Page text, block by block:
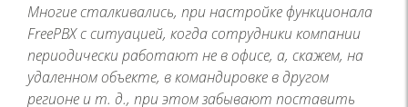
Многие сталкивались, при настройке функционала
FreePBX с ситуацией, когда сотрудники компании
периодически работают не в офисе, а, скажем, на
удаленном объекте, в командировке в другом
регионе и т. д., при этом забывают поставить